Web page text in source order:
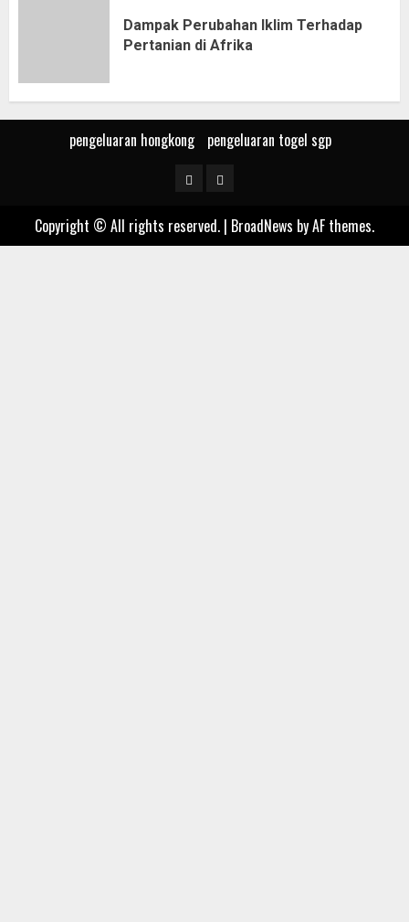
Dampak Perubahan Iklim Terhadap
Pertanian di Afrika
pengeluaran hongkong pengeluaran togel sgp
pengeluaran
pengeluaran
sgp
Copyright © All rights reserved. | BroadNews by AF themes.